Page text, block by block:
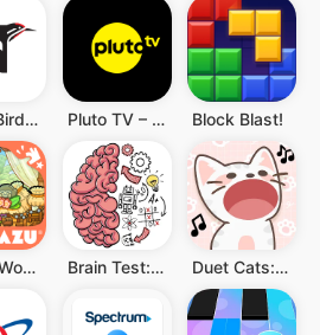
Merlin Bird ID por Cornell Lab Pluto TV – TV Ao vivo e Filmes Block Blast!
Avatar World ® Brain Test: Jogos Mentais Duet Cats: música popcat fofa